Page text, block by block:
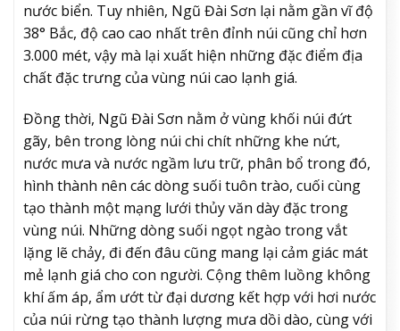
nước biển. Tuy nhiên, Ngũ Đài Sơn lại nằm gần vĩ độ
38° Bắc, độ cao cao nhất trên đỉnh núi cũng chỉ hơn
3.000 mét, vậy mà lại xuất hiện những đặc điểm địa
chất đặc trưng của vùng núi cao lạnh giá.
Đồng thời, Ngũ Đài Sơn nằm ở vùng khối núi đứt
gãy, bên trong lòng núi chi chít những khe nứt,
nước mưa và nước ngầm lưu trữ, phân bổ trong đó,
hình thành nên các dòng suối tuôn trào, cuối cùng
tạo thành một mạng lưới thủy văn dày đặc trong
vùng núi. Những dòng suối ngọt ngào trong vắt
lặng lẽ chảy, đi đến đâu cũng mang lại cảm giác mát
mẻ lạnh giá cho con người. Cộng thêm luồng không
khí ấm áp, ẩm ướt từ đại dương kết hợp với hơi nước
của núi rừng tạo thành lượng mưa dồi dào, cùng với